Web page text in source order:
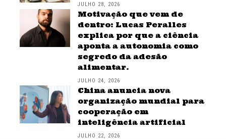
JULHO 28, 2026
Motivação que vem de
dentro: Lucas Peralles
explica por que a ciência
aponta a autonomia como
segredo da adesão
alimentar.
JULHO 24, 2026
China anuncia nova
organização mundial para
cooperação em
inteligência artificial
JULHO 22, 2026